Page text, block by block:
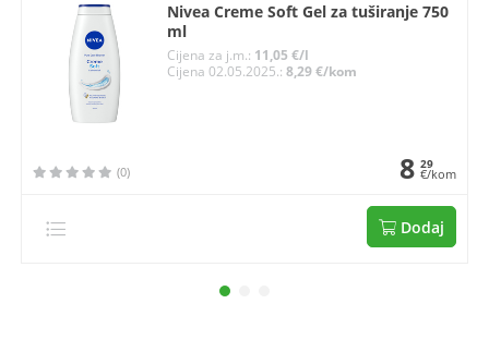
Nivea Creme Soft Gel za tuširanje 750
ml
Cijena za j.m.: 11,05 €/l
Cijena 02.05.2025.:8,29 €/kom
(0) 8 29
€/kom
Dodaj